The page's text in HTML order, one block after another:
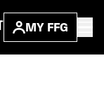
MY FFG